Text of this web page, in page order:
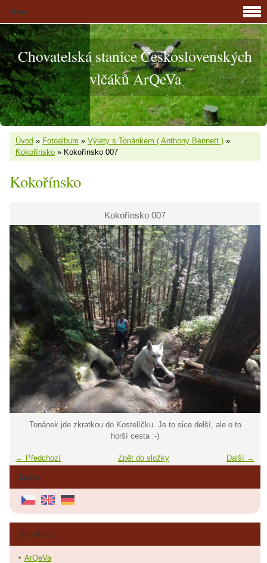
Chovatelská stanice Československých
vlčáků ArQeVa
Úvod » Fotoalbum » Výlety s Tonánkem ( Anthony Bennett ) »
Kokořínsko » Kokořínsko 007
Kokořínsko
Kokořínsko 007
Tonánek jde zkratkou do Kostelíčku. Je to sice delší, ale o to
horší cesta :-)
← Předchozí Další →
Zpět do složky
Jazyky
Menu
Fotoalbum
ArQeVa